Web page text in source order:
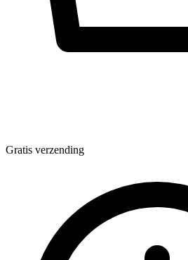
Gratis verzending